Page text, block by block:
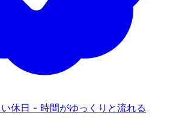
休日 - 時間がゆっくりと流れる